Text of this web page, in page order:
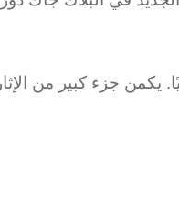
يكمن جزء كبير من